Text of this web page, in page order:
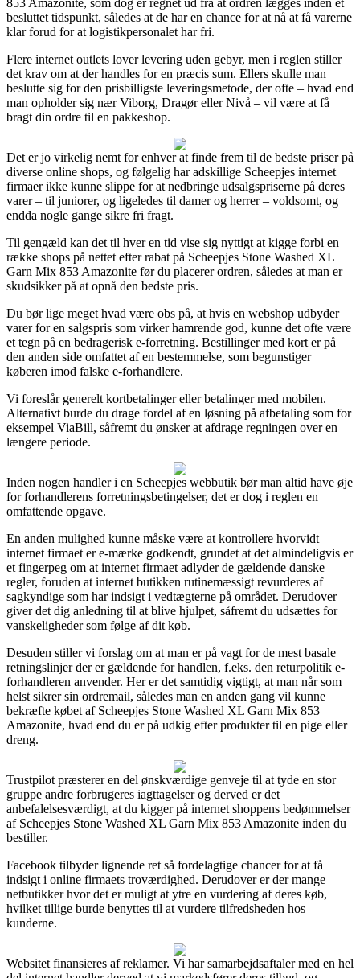
besluttet tidspunkt, således at de har en chance for at nå at få varerne
klar forud for at logistikpersonalet har fri.
Flere internet outlets lover levering uden gebyr, men i reglen stiller
det krav om at der handles for en præcis sum. Ellers skulle man
beslutte sig for den prisbilligste leveringsmetode, der ofte – hvad end
man opholder sig nær Viborg, Dragør eller Nivå – vil være at få
bragt din ordre til en pakkeshop.
Det er jo virkelig nemt for enhver at finde frem til de bedste priser på
diverse online shops, og følgelig har adskillige Scheepjes internet
firmaer ikke kunne slippe for at nedbringe udsalgspriserne på deres
varer – til juniorer, og ligeledes til damer og herrer – voldsomt, og
endda nogle gange sikre fri fragt.
Til gengæld kan det til hver en tid vise sig nyttigt at kigge forbi en
række shops på nettet efter rabat på Scheepjes Stone Washed XL
Garn Mix 853 Amazonite før du placerer ordren, således at man er
skudsikker på at opnå den bedste pris.
Du bør lige meget hvad være obs på, at hvis en webshop udbyder
varer for en salgspris som virker hamrende god, kunne det ofte være
et tegn på en bedragerisk e-forretning. Bestillinger med kort er på
den anden side omfattet af en bestemmelse, som begunstiger
køberen imod falske e-forhandlere.
Vi foreslår generelt kortbetalinger eller betalinger med mobilen.
Alternativt burde du drage fordel af en løsning på afbetaling som for
eksempel ViaBill, såfremt du ønsker at afdrage regningen over en
længere periode.
Inden nogen handler i en Scheepjes webbutik bør man altid have øje
for forhandlerens forretningsbetingelser, det er dog i reglen en
omfattende opgave.
En anden mulighed kunne måske være at kontrollere hvorvidt
internet firmaet er e-mærke godkendt, grundet at det almindeligvis er
et fingerpeg om at internet firmaet adlyder de gældende danske
regler, foruden at internet butikken rutinemæssigt revurderes af
sagkyndige som har indsigt i vedtægterne på området. Derudover
giver det dig anledning til at blive hjulpet, såfremt du udsættes for
vanskeligheder som følge af dit køb.
Desuden stiller vi forslag om at man er på vagt for de mest basale
retningslinjer der er gældende for handlen, f.eks. den returpolitik e-
forhandleren anvender. Her er det samtidig vigtigt, at man når som
helst sikrer sin ordremail, således man en anden gang vil kunne
bekræfte købet af Scheepjes Stone Washed XL Garn Mix 853
Amazonite, hvad end du er på udkig efter produkter til en pige eller
dreng.
Trustpilot præsterer en del ønskværdige genveje til at tyde en stor
gruppe andre forbrugeres iagttagelser og derved er det
anbefalelsesværdigt, at du kigger på internet shoppens bedømmelser
af Scheepjes Stone Washed XL Garn Mix 853 Amazonite inden du
bestiller.
Facebook tilbyder lignende ret så fordelagtige chancer for at få
indsigt i online firmaets troværdighed. Derudover er der mange
netbutikker hvor det er muligt at ytre en vurdering af deres køb,
hvilket tillige burde benyttes til at vurdere tilfredsheden hos
kunderne.
Websitet finansieres af reklamer. Vi har samarbejdsaftaler med en hel